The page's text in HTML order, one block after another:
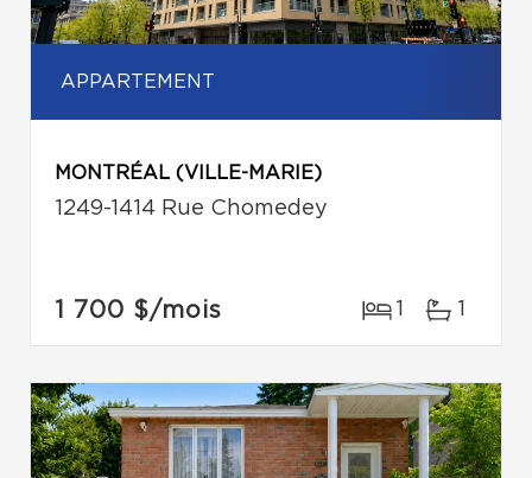
APPARTEMENT
MONTRÉAL (VILLE-MARIE)
1249-1414 Rue Chomedey
1 700 $/mois 1 1